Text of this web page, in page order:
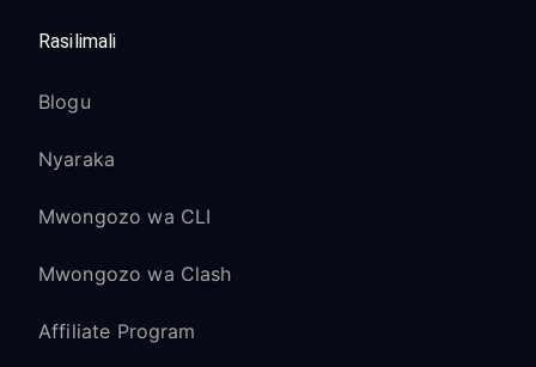
Rasilimali
Blogu
Nyaraka
Mwongozo wa CLI
Mwongozo wa Clash
Affiliate Program